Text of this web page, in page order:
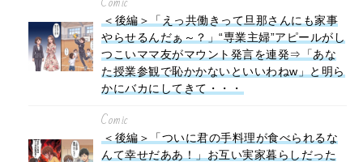
＜後編＞「えっ共働きって旦那さんにも家事
やらせるんだぁ～？」“専業主婦”アピールがし
つこいママ友がマウント発言を連発⇒「あな
た授業参観で恥かかないといいわねw」と明ら
かにバカにしてきて・・・
Comic
＜後編＞「ついに君の手料理が食べられるな
んて幸せだああ！」お互い実家暮らしだった